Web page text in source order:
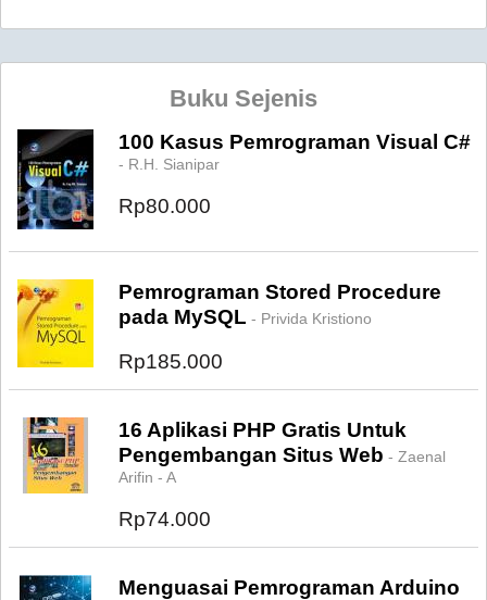
Buku Sejenis
100 Kasus Pemrograman Visual C#
- R.H. Sianipar
Rp80.000
Pemrograman Stored Procedure
pada MySQL - Privida Kristiono
Rp185.000
16 Aplikasi PHP Gratis Untuk
Pengembangan Situs Web - Zaenal
Arifin - A
Rp74.000
Menguasai Pemrograman Arduino